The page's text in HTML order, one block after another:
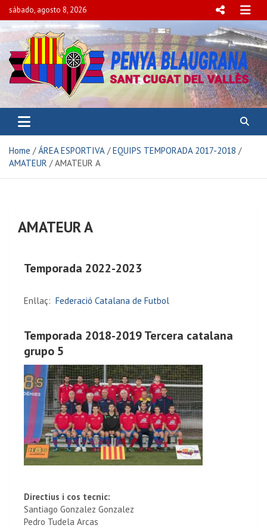
sábado, agosto 8, 2026
PENYA BLAUGRANA
SANT CUGAT DEL VALLÈS
Home ÁREA ESPORTIVA
EQUIPS TEMPORADA 2017-2018
AMATEUR
AMATEUR A
AMATEUR A
Temporada 2022-2023
Enllaç: Federació Catalana de Futbol
Temporada 2018-2019 Tercera catalana
grupo 5
Directius i cos tecnic:
Santiago Gonzalez Gonzalez
Pedro Tudela Arcas